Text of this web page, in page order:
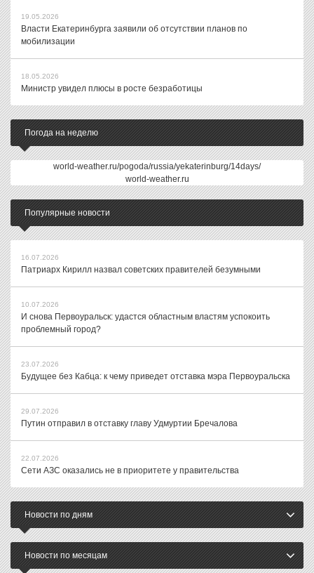
19.05.2026
Власти Екатеринбурга заявили об отсутствии планов по
мобилизации
18.05.2026
Министр увидел плюсы в росте безработицы
Погода на неделю
world-weather.ru/pogoda/russia/yekaterinburg/14days/
world-weather.ru
Популярные новости
16.07.2026
Патриарх Кирилл назвал советских правителей безумными
10.07.2026
И снова Первоуральск: удастся областным властям успокоить
проблемный город?
23.07.2026
Будущее без Кабца: к чему приведет отставка мэра Первоуральска
29.07.2026
Путин отправил в отставку главу Удмуртии Бречалова
22.07.2026
Сети АЗС оказались не в приоритете у правительства
Новости по дням
Новости по месяцам